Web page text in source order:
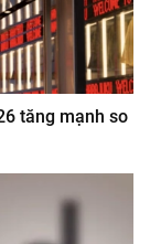
tăng mạnh so